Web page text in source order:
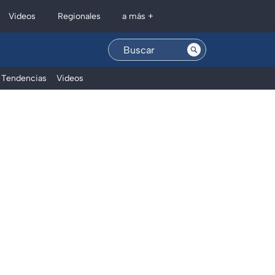
Videos Regionales a más +
Tendencias Videos